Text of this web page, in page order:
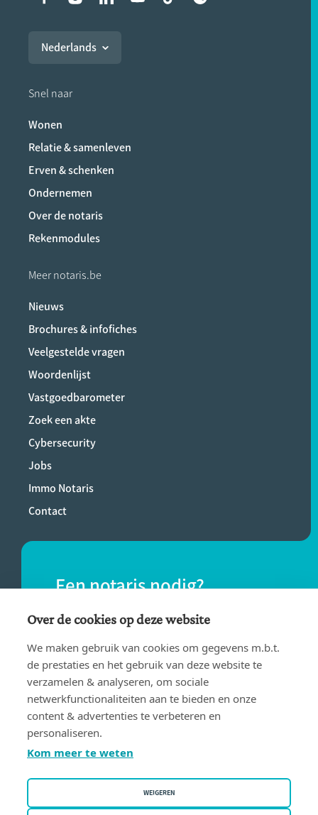
Nederlands
Snel naar
Wonen
Relatie & samenleven
Erven & schenken
Ondernemen
Over de notaris
Rekenmodules
Meer notaris.be
Nieuws
Brochures & infofiches
Veelgestelde vragen
Woordenlijst
Vastgoedbarometer
Zoek een akte
Cybersecurity
Jobs
Immo Notaris
Contact
Een notaris nodig?
Vind eenvoudig een notaris bij jou in de
buurt.
VIND EEN NOTARIS
Gebruiksvoorwaarden
Over de cookies op deze website
We maken gebruik van cookies om gegevens m.b.t.
de prestaties en het gebruik van deze website te
verzamelen & analyseren, om sociale
netwerkfunctionaliteiten aan te bieden en onze
content & advertenties te verbeteren en
personaliseren.
Kom meer te weten
WEIGEREN